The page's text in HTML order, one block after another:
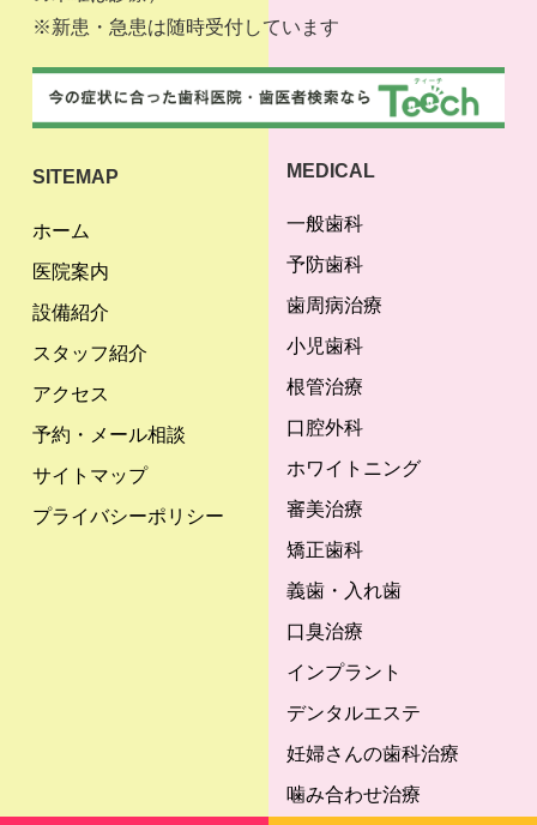
※新患・急患は随時受付しています
SITEMAP
ホーム
医院案内
設備紹介
スタッフ紹介
アクセス
予約・メール相談
サイトマップ
プライバシーポリシー
MEDICAL
一般歯科
予防歯科
歯周病治療
小児歯科
根管治療
口腔外科
ホワイトニング
審美治療
矯正歯科
義歯・入れ歯
口臭治療
インプラント
デンタルエステ
妊婦さんの歯科治療
噛み合わせ治療